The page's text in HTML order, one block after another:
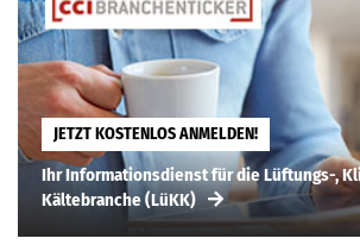
JETZT KOSTENLOS ANMELDEN!
Ihr Informationsdienst für die Lüftungs-,
Kältebranche (LüKK)